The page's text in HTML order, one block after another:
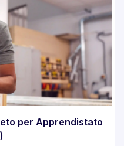
per Apprendistato